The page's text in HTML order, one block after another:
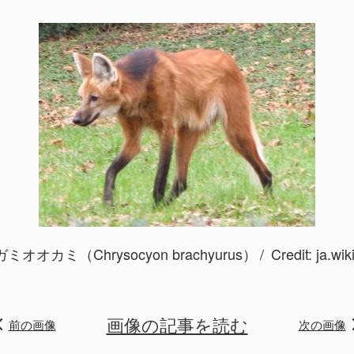
ミオオカミ（Chrysocyon brachyurus） Credit:
前の画像 画像の記事を読む 次の画像